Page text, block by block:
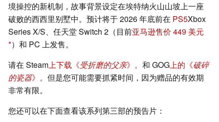
境操控的新机制，故事背景设定在埃特纳火山山坡上一座
破败的西西里别墅中。预计将于 2026 年底前在 PS5Xbox
Series X/S、任天堂 Switch 2（目前亚马逊售价 449 美元
）和 PC 上发售。
请在 Steam上下载《受折磨的父亲》。 和 GOG上的《破碎
的瓷器》。 但是您可能需要抓紧时间，因为赠品的有效期
非常有限。
您还可以在下面查看该系列第三部的预告片：